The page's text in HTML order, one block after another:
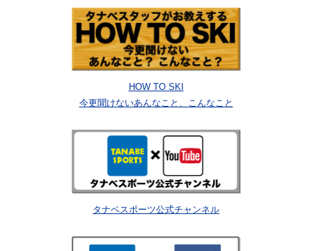
HOW TO SKI
今更聞けないあんなこと、こんなこと
タナベスポーツ公式チャンネル